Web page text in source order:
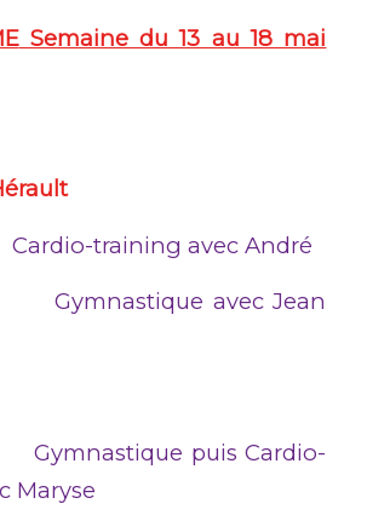
Semaine du 13 au 18 mai
l’Hérault
training avec André
avec Jean
puis Cardio-
Maryse